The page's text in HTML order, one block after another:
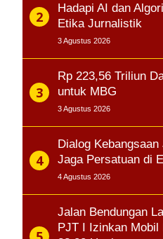
Hadapi AI dan
Etika Jurnalistik
3 Agustus 2026
Rp 223,56 Triliun
untuk MBG
3 Agustus 2026
Dialog
Jaga Persatuan di
4 Agustus 2026
Jalan Bendungan
PJT I Izinkan Mobil